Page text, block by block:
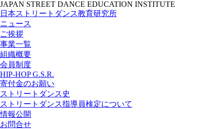
JAPAN STREET DANCE EDUCATION INSTITUTE
日本ストリートダンス教育研究所
ニュース
ご挨拶
事業一覧
組織概要
会員制度
HIP-HOP G.S.R.
寄付金のお願い
ストリートダンス史
ストリートダンス指導員検定について
情報公開
お問合せ